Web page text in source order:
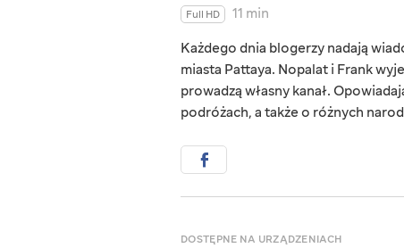
Full HD
11 min
Każdego dnia blogerzy nadają
miasta Pattaya. Nopalat i Frank
prowadzą własny kanał.
podróżach, a także o różnych
DOSTĘPNE NA URZĄDZENIACH